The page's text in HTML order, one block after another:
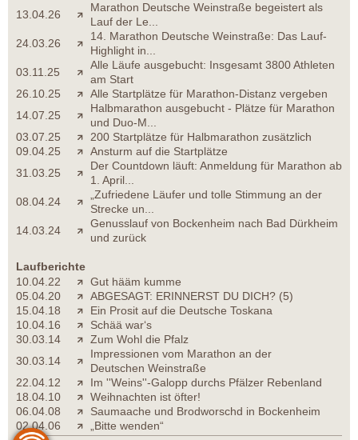
13.04.26
Marathon Deutsche Weinstraße begeistert als
Lauf der Le...
24.03.26
14. Marathon Deutsche Weinstraße: Das Lauf-
Highlight in...
03.11.25
Alle Läufe ausgebucht: Insgesamt 3800 Athleten
am Start
26.10.25
Alle Startplätze für Marathon-Distanz vergeben
14.07.25
Halbmarathon ausgebucht - Plätze für Marathon
und Duo-M...
03.07.25
200 Startplätze für Halbmarathon zusätzlich
09.04.25
Ansturm auf die Startplätze
31.03.25
Der Countdown läuft: Anmeldung für Marathon ab
1. April...
08.04.24
„Zufriedene Läufer und tolle Stimmung an der
Strecke un...
14.03.24
Genusslauf von Bockenheim nach Bad Dürkheim
und zurück
Laufberichte
10.04.22
Gut hääm kumme
05.04.20
ABGESAGT: ERINNERST DU DICH? (5)
15.04.18
Ein Prosit auf die Deutsche Toskana
10.04.16
Schää war‘s
30.03.14
Zum Wohl die Pfalz
30.03.14
Impressionen vom Marathon an der
Deutschen Weinstraße
22.04.12
Im ''Weins''-Galopp durchs Pfälzer Rebenland
18.04.10
Weihnachten ist öfter!
06.04.08
Saumaache und Brodworschd in Bockenheim
02.04.06
„Bitte wenden“